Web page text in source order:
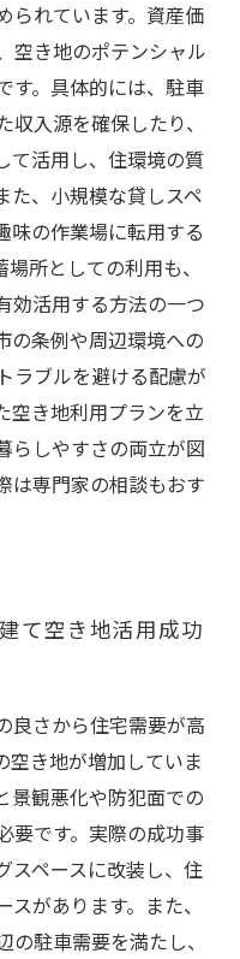
られています。資産価
空き地のポテンシャル
す。具体的には、駐車
入源を確保したり、
て活用し、住環境の質
た、小規模な貸しスペ
味の作業場に転用する
所としての利用も、
効活用する方法の一つ
の条例や周辺環境への
ラブルを避ける配慮が
空き地利用プランを立
らしやすさの両立が図
は専門家の相談もおす
て空き地活用成功
良さから住宅需要が高
空き地が増加していま
景観悪化や防犯面での
要です。実際の成功事
スペースに改装し、住
があります。また、
駐車需要を満たし、